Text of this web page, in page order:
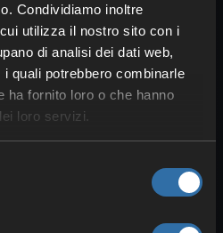
Condividiamo inoltre
utilizza il nostro sito con i
di analisi dei dati web,
quali potrebbero combinarle
ha fornito loro o che hanno
loro servizi.
. Ha però anche una
diventa ditipo
Pal Acqua come
sono un’ottima
Pal ditipo Terra
ad esempio